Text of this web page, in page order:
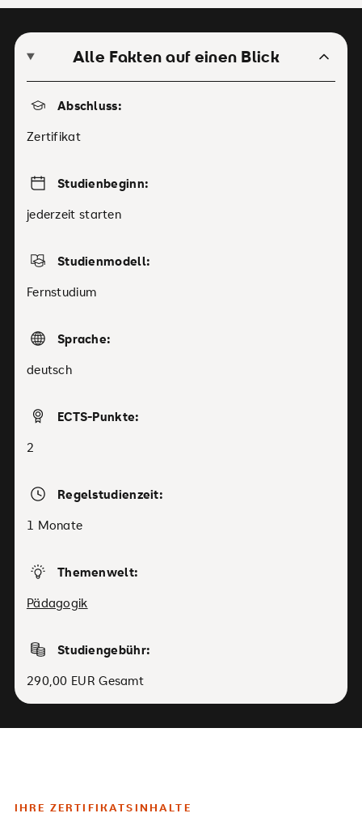
Alle Fakten auf einen Blick
Abschluss:
Zertifikat
Studienbeginn:
jederzeit starten
Studienmodell:
Fernstudium
Sprache:
deutsch
ECTS-Punkte:
2
Regelstudienzeit:
1 Monate
Themenwelt:
Pädagogik
Studiengebühr:
290,00 EUR Gesamt
IHRE ZERTIFIKATSINHALTE